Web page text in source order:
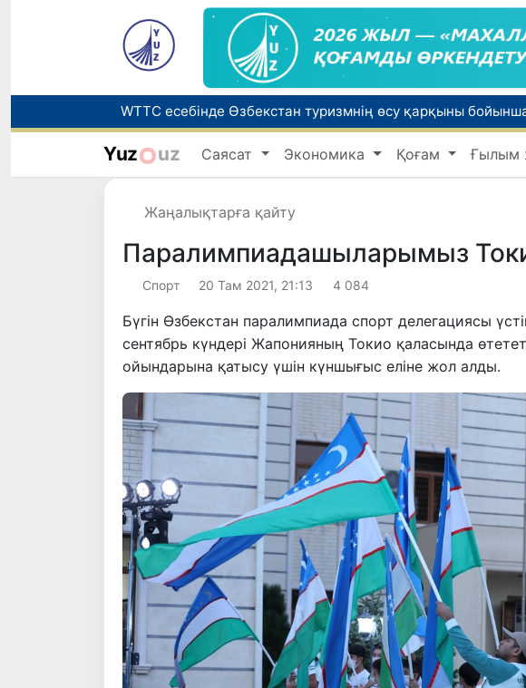
Беларусьтен Өзбекстанға екінші тікелей жүк пойызы
Жарты жылда Өзбекстанда қанша егіз сәби дүниеге келді?
Yuz uz Саясат Экономика Қоғам Ғылым
Жаңалықтарға қайту
Паралимпиадашыларымыз
Спорт 20 Там 2021, 21:13 4 084
Бүгін Өзбекстан паралимпиада спорт делегациясы
сентябрь күндері Жапонияның Токио қаласында
ойындарына қатысу үшін күншығыс еліне жол алды.